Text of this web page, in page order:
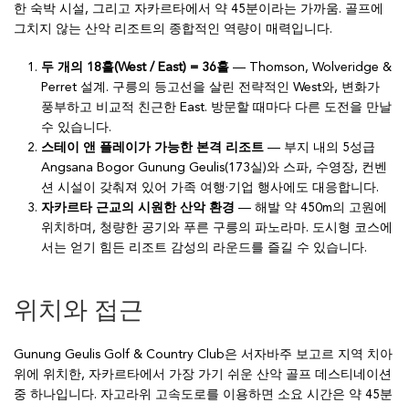
한 숙박 시설, 그리고 자카르타에서 약 45분이라는 가까움. 골프에
그치지 않는 산악 리조트의 종합적인 역량이 매력입니다.
두 개의 18홀(West / East) = 36홀 — Thomson, Wolveridge &
Perret 설계. 구릉의 등고선을 살린 전략적인 West와, 변화가
풍부하고 비교적 친근한 East. 방문할 때마다 다른 도전을 만날
수 있습니다.
스테이 앤 플레이가 가능한 본격 리조트 — 부지 내의 5성급
Angsana Bogor Gunung Geulis(173실)와 스파, 수영장, 컨벤
션 시설이 갖춰져 있어 가족 여행·기업 행사에도 대응합니다.
자카르타 근교의 시원한 산악 환경 — 해발 약 450m의 고원에
위치하며, 청량한 공기와 푸른 구릉의 파노라마. 도시형 코스에
서는 얻기 힘든 리조트 감성의 라운드를 즐길 수 있습니다.
위치와 접근
Gunung Geulis Golf & Country Club은 서자바주 보고르 지역 치아
위에 위치한, 자카르타에서 가장 가기 쉬운 산악 골프 데스티네이션
중 하나입니다. 자고라위 고속도로를 이용하면 소요 시간은 약 45분